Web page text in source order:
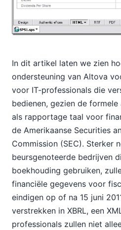
In dit artikel laten we zien
ondersteuning van Altova
voor IT-professionals die
bedienen, gezien de formele
als rapportage taal voor
de Amerikaanse Securities
Commission (SEC). Sterker
beursgenoteerde bedrijven
boekhouding gebruiken,
financiële gegevens voor
eindigen op of na 15 juni
verstrekken in XBRL, een
professionals zullen niet